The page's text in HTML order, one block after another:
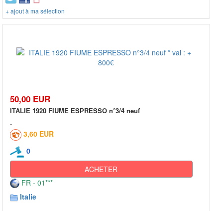
+ ajout à ma sélection
50,00 EUR
ITALIE 1920 FIUME ESPRESSO n°3/4 neuf
3,60 EUR
0
ACHETER
FR - 01***
Italie